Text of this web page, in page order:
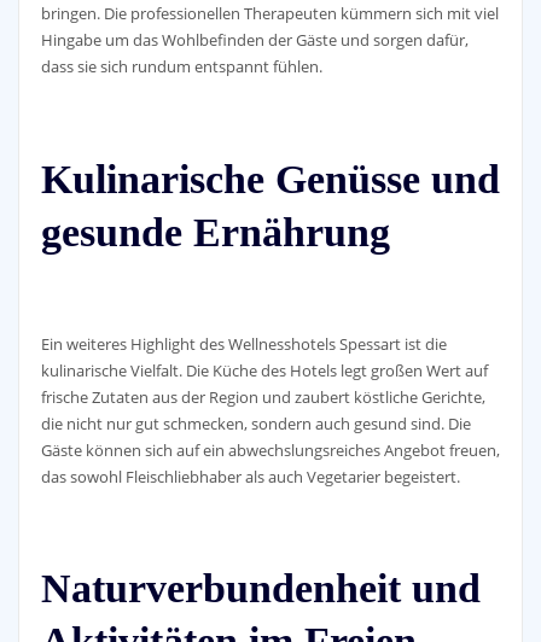
bringen. Die professionellen Therapeuten kümmern sich mit viel
Hingabe um das Wohlbefinden der Gäste und sorgen dafür,
dass sie sich rundum entspannt fühlen.
Kulinarische Genüsse und
gesunde Ernährung
Ein weiteres Highlight des Wellnesshotels Spessart ist die
kulinarische Vielfalt. Die Küche des Hotels legt großen Wert auf
frische Zutaten aus der Region und zaubert köstliche Gerichte,
die nicht nur gut schmecken, sondern auch gesund sind. Die
Gäste können sich auf ein abwechslungsreiches Angebot freuen,
das sowohl Fleischliebhaber als auch Vegetarier begeistert.
Naturverbundenheit und